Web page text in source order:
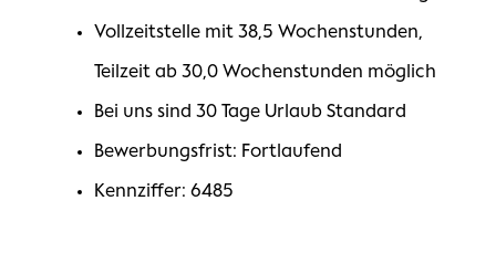
Vollzeitstelle mit 38,5 Wochenstunden,
Teilzeit ab 30,0 Wochenstunden möglich
Bei uns sind 30 Tage Urlaub Standard
Bewerbungsfrist: Fortlaufend
Kennziffer: 6485